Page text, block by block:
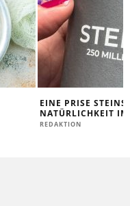
EINE PRISE
NATÜRLICHKEIT
REDAKTION